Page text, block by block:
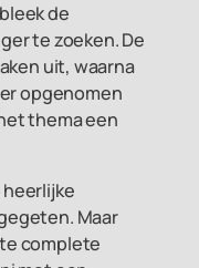
de
te zoeken. De
uit, waarna
opgenomen
thema een
Maar
complete